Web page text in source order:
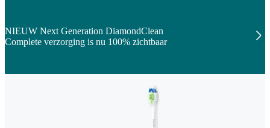
NIEUW Next Generation DiamondClean
Complete verzorging is nu 100% zichtbaar